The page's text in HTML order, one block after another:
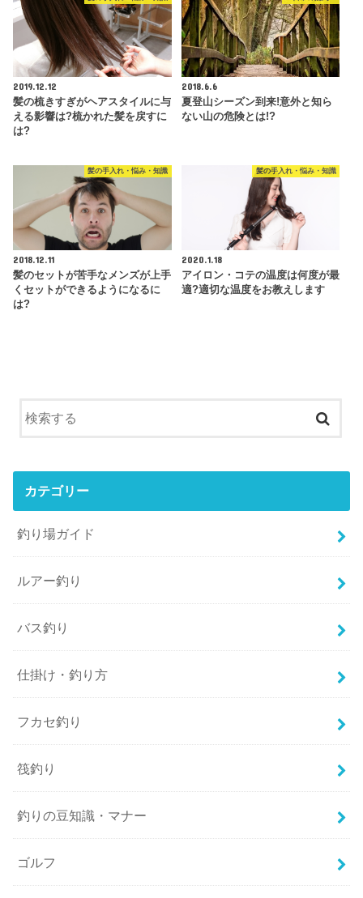
2019.12.12
髪の梳きすぎがヘアスタイルに与
える影響は?梳かれた髪を戻すに
は?
2018.6.6
夏登山シーズン到来!意外と知ら
ない山の危険とは!?
髪の手入れ・悩み・知識
2018.12.11
髪のセットが苦手なメンズが上手
くセットができるようになるに
は?
髪の手入れ・悩み・知識
2020.1.18
アイロン・コテの温度は何度が最
適?適切な温度をお教えします
カテゴリー
釣り場ガイド
ルアー釣り
バス釣り
仕掛け・釣り方
フカセ釣り
筏釣り
釣りの豆知識・マナー
ゴルフ